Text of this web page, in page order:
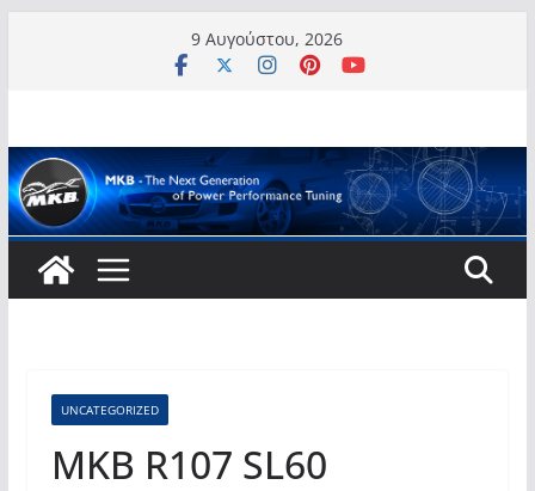
9 Αυγούστου, 2026
UNCATEGORIZED
MKB R107 SL60